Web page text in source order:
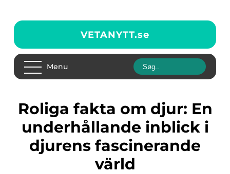
VETANYTT.se
Menu
Roliga fakta om djur: En
underhållande inblick i
djurens fascinerande
värld